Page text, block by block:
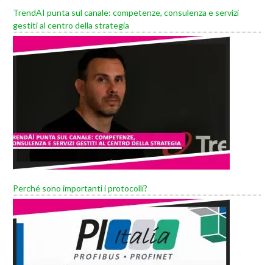
TrendAI punta sul canale: competenze, consulenza e servizi
gestiti al centro della strategia
Perché sono importanti i protocolli?